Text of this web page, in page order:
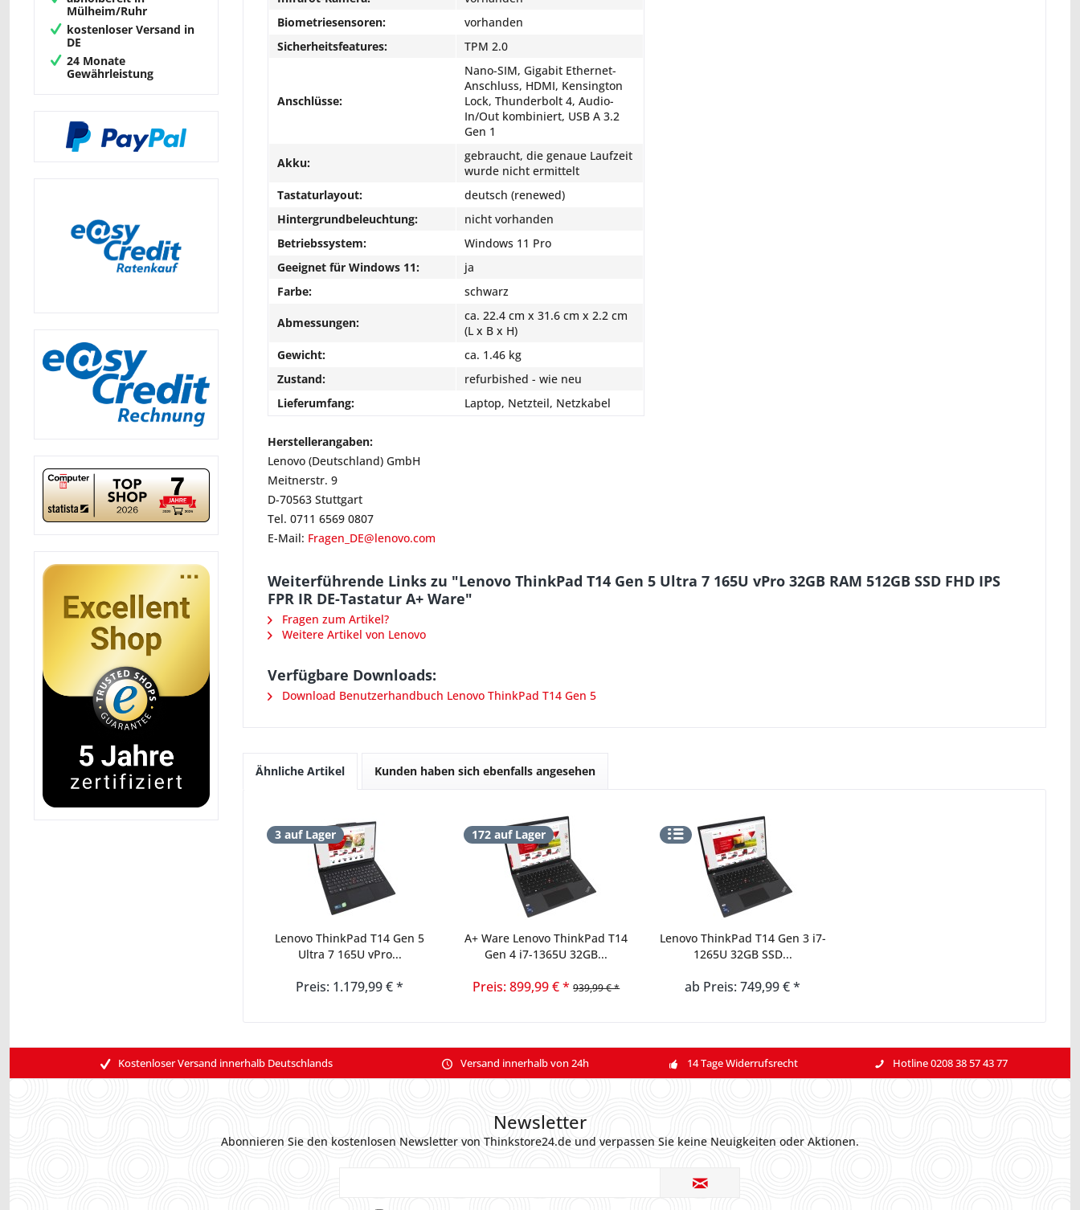
Mülheim/Ruhr
kostenloser Versand in
DE
24 Monate
Gewährleistung
Biometriesensoren:
vorhanden
Sicherheitsfeatures:
TPM 2.0
Anschlüsse:
Nano-SIM, Gigabit Ethernet-
Anschluss, HDMI, Kensington
Lock, Thunderbolt 4, Audio-
In/Out kombiniert, USB A 3.2
Gen 1
Akku:
gebraucht, die genaue Laufzeit
wurde nicht ermittelt
Tastaturlayout:
deutsch (renewed)
Hintergrundbeleuchtung:
nicht vorhanden
Betriebssystem:
Windows 11 Pro
Geeignet für Windows 11:
ja
Farbe:
schwarz
Abmessungen:
ca. 22.4 cm x 31.6 cm x 2.2 cm
(L x B x H)
Gewicht:
ca. 1.46 kg
Zustand:
refurbished - wie neu
Lieferumfang:
Laptop, Netzteil, Netzkabel
Herstellerangaben:
Lenovo (Deutschland) GmbH
Meitnerstr. 9
D-70563 Stuttgart
Tel. 0711 6569 0807
E-Mail: Fragen_DE@lenovo.com
Weiterführende Links zu "Lenovo ThinkPad T14 Gen 5 Ultra 7 165U vPro 32GB RAM 512GB SSD FHD IPS
FPR IR DE-Tastatur A+ Ware"
Fragen zum Artikel?
Weitere Artikel von Lenovo
Verfügbare Downloads:
Download Benutzerhandbuch Lenovo ThinkPad T14 Gen 5
Ähnliche Artikel Kunden haben sich ebenfalls angesehen
3 auf Lager
Lenovo ThinkPad T14 Gen 5
Ultra 7 165U vPro...
Preis: 1.179,99 € *
172 auf Lager
A+ Ware Lenovo ThinkPad T14
Gen 4 i7-1365U 32GB...
Preis: 899,99 € * 939,99 € *
Lenovo ThinkPad T14 Gen 3 i7-
1265U 32GB SSD...
ab Preis: 749,99 € *
Kostenloser Versand innerhalb Deutschlands Versand innerhalb von 24h 14 Tage Widerrufsrecht Hotline 0208 38 57 43 77
Newsletter
Abonnieren Sie den kostenlosen Newsletter von Thinkstore24.de und verpassen Sie keine Neuigkeiten oder Aktionen.